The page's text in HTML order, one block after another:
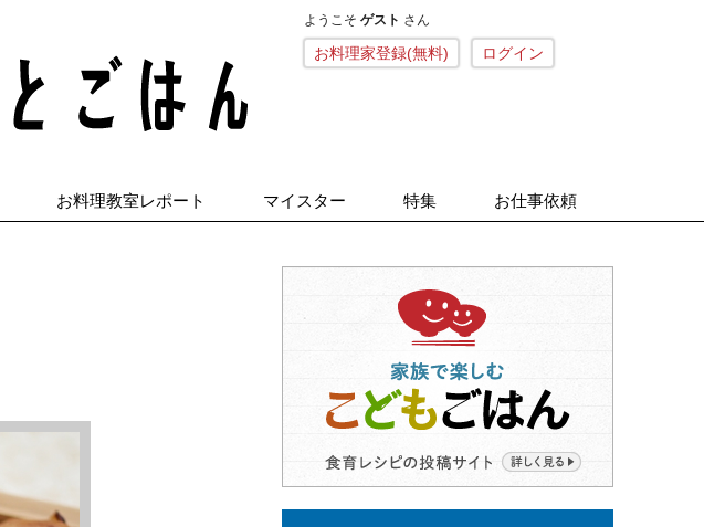
こねくとごはん
ようこそ ゲスト さん
お料理家登録(無料) ログイン
お料理教室レポート マイスター 特集 お仕事依頼